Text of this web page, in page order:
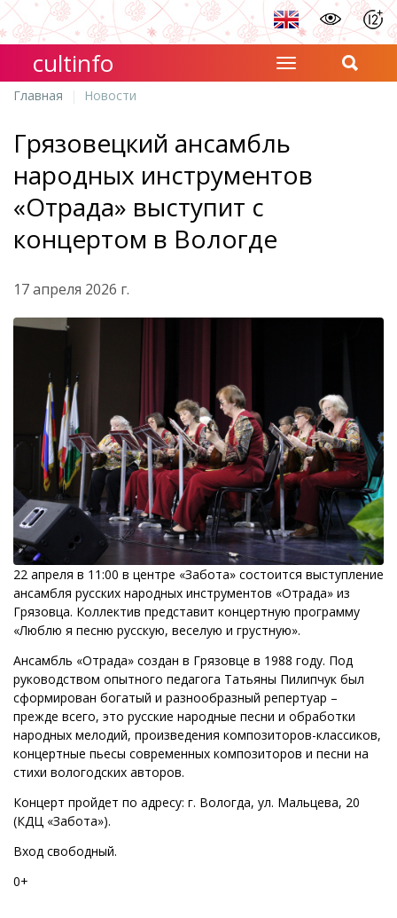
cultinfo
Главная Новости
Грязовецкий ансамбль
народных инструментов
«Отрада» выступит с
концертом в Вологде
17 апреля 2026 г.
22 апреля в 11:00 в центре «Забота» состоится выступление
ансамбля русских народных инструментов «Отрада» из
Грязовца. Коллектив представит концертную программу
«Люблю я песню русскую, веселую и грустную».
Ансамбль «Отрада» создан в Грязовце в 1988 году. Под
руководством опытного педагога Татьяны Пилипчук был
сформирован богатый и разнообразный репертуар –
прежде всего, это русские народные песни и обработки
народных мелодий, произведения композиторов-классиков,
концертные пьесы современных композиторов и песни на
стихи вологодских авторов.
Концерт пройдет по адресу: г. Вологда, ул. Мальцева, 20
(КДЦ «Забота»).
Вход свободный.
0+